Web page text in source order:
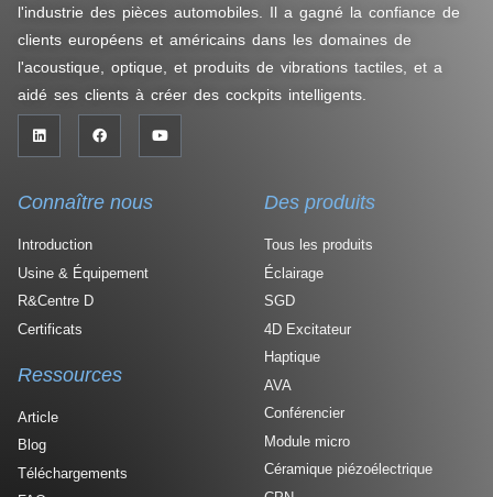
l'industrie des pièces automobiles. Il a gagné la confiance de
clients européens et américains dans les domaines de
l'acoustique, optique, et produits de vibrations tactiles, et a
aidé ses clients à créer des cockpits intelligents.
Connaître nous
Introduction
Usine & Équipement
R&Centre D
Certificats
Des produits
Tous les produits
Éclairage
SGD
4D Excitateur
Haptique
AVA
Conférencier
Module micro
Céramique piézoélectrique
Ressources
Article
Blog
Téléchargements